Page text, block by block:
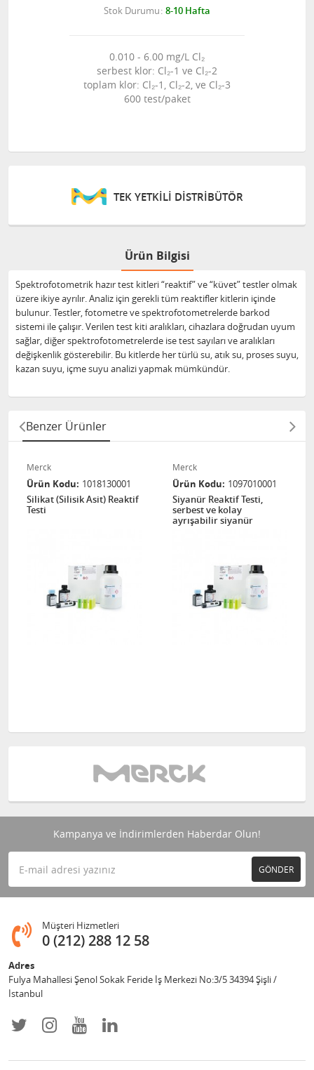
Stok Durumu 8-10 Hafta
0.010 - 6.00 mg/L Cl₂
serbest klor: Cl₂-1 ve Cl₂-2
toplam klor: Cl₂-1, Cl₂-2, ve Cl₂-3
600 test/paket
DİSTRİBÜTÖR
Ürün Bilgisi
Spektrofotometrik hazır test kitleri “reaktif” ve “küvet” testler olmak
üzere ikiye ayrılır. Analiz için gerekli tüm reaktifler kitlerin içinde
bulunur. Testler, fotometre ve spektrofotometrelerde barkod
sistemi ile çalışır. Verilen test kiti aralıkları, cihazlara doğrudan uyum
sağlar, diğer spektrofotometrelerde ise test sayıları ve aralıkları
değişkenlik gösterebilir. Bu kitlerde her türlü su, atık su, proses suyu,
kazan suyu, içme suyu analizi yapmak mümkündür.
Benzer Ürünler
Merck
Ürün Kodu 1018130001
Silikat (Silisik Asit) Reaktif
Testi
Merck
Ürün Kodu 1097010001
Siyanür Reaktif Testi,
serbest ve kolay
ayrışabilir siyanür
Kampanya ve İndirimlerden Haberdar Olun!
GÖNDER
Müşteri Hizmetleri
0 (212) 288 12 58
Adres
Fulya Mahallesi Şenol Sokak Feride İş Merkezi No:3/5 34394 Şişli /
İstanbul